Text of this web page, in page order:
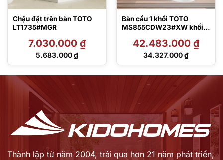
Chậu đặt trên bàn TOTO
LT1735#MGR
7.030.000₫
Giá
5.683.000₫
Giá
Bàn cầu 1 khối TOTO
MS855CDW23#XW khối
TCF47360GAA
42.483.000₫
Giá
42.483.000 ₫.
34.327.000₫
Giá
34.327.000 ₫.
Thành lập từ năm 2004, trải qua hơn 21 năm phát triển,